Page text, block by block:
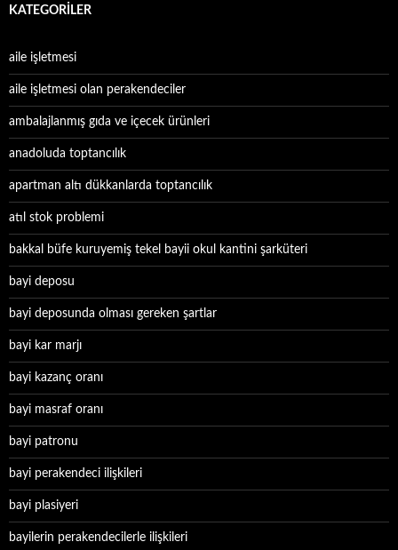
KATEGORILER
aile işletmesi
aile işletmesi olan perakendeciler
ambalajlanmış gıda ve içecek ürünleri
anadoluda toptancılık
apartman altı dükkanlarda toptancılık
atıl stok problemi
bakkal büfe kuruyemiş tekel bayii okul kantini şarküteri
bayi deposu
bayi deposunda olması gereken şartlar
bayi kar marjı
bayi kazanç oranı
bayi masraf oranı
bayi patronu
bayi perakendeci ilişkileri
bayi plasiyeri
bayilerin perakendecilerle ilişkileri